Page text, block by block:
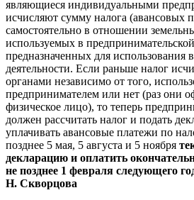
являющиеся индивидуальными
исчисляют сумму налога (авансовых
самостоятельно в отношении
используемых в
предназначенных для использования
деятельности. Если раньше налог
органами независимо от того,
предпринимателем или нет (раз они
физическое лицо), то теперь
должен рассчитать налог и подать
уплачивать авансовые платежи по
позднее 5 мая, 5 августа и 5 ноября
декларацию и оплатить
не позднее 1 февраля следующего
Н. Скворцова